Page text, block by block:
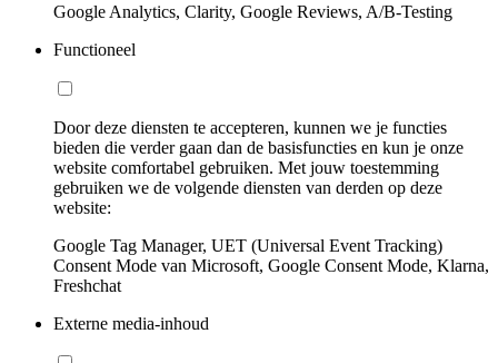
Google Analytics, Clarity, Google Reviews, A/B-Testing
Functioneel
Door deze diensten te accepteren, kunnen we je functies
bieden die verder gaan dan de basisfuncties en kun je onze
website comfortabel gebruiken. Met jouw toestemming
gebruiken we de volgende diensten van derden op deze
website:
Google Tag Manager, UET (Universal Event Tracking)
Consent Mode van Microsoft, Google Consent Mode, Klarna,
Freshchat
Externe media-inhoud